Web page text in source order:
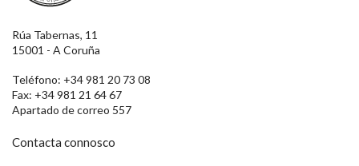
Rúa Tabernas, 11
15001 - A Coruña
Teléfono: +34 981 20 73 08
Fax: +34 981 21 64 67
Apartado de correo 557
Contacta connosco